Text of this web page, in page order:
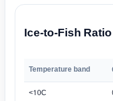
Ice-to-Fish
Temperature band
<10C